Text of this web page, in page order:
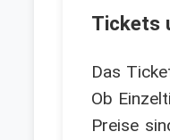
Tickets
Das
Ob
Preise